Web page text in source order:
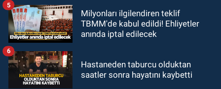
Milyonları ilgilendiren teklif
TBMM'de kabul edildi! Ehliyetler
anında iptal edilecek
5
Hastaneden taburcu olduktan
saatler sonra hayatını kaybetti
6